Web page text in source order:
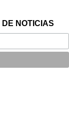
NOTICIAS